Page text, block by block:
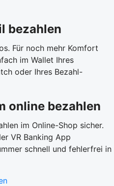
bezahlen
Für noch mehr Komfort
im Wallet Ihres
oder Ihres Bezahl-
online bezahlen
im Online-Shop sicher.
VR Banking App
schnell und fehlerfrei in